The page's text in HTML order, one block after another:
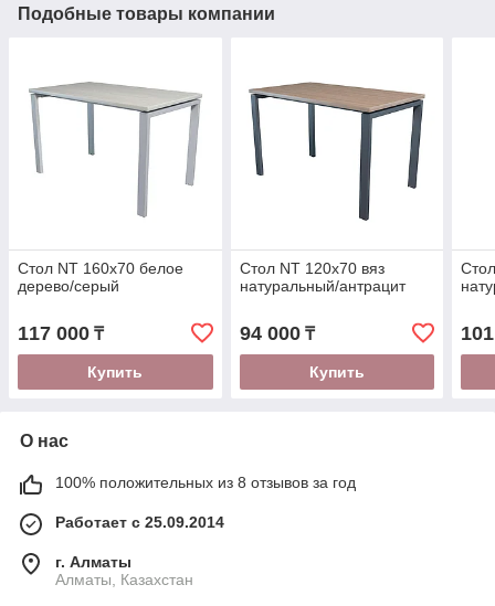
Подобные товары компании
Стол NT 160x70 белое
дерево/серый
117 000 ₸
Купить
Стол NT 120x70 вяз
натуральный/антрацит
94 000₸
Купить
О нас
100% положительных из 8 отзывов за год
Работает с 25.09.2014
г. Алматы
Алматы, Казахстан